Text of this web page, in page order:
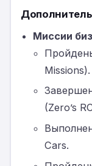
Миссии
Missions).
(Zero’s
Cars.